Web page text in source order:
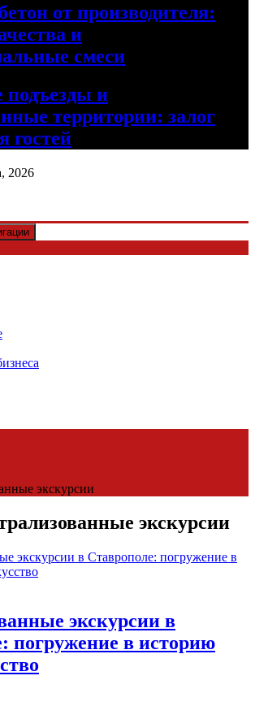
от производителя:
и
смеси
подъезды и
территории: залог
гостей
2026
экскурсии
экскурсии
экскурсии в
погружение в историю